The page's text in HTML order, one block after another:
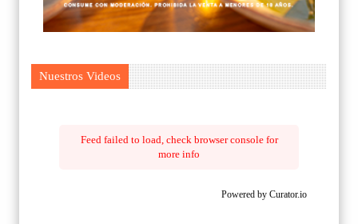
Nuestros Videos
Feed failed to load, check browser console for
more info
Powered by Curator.io